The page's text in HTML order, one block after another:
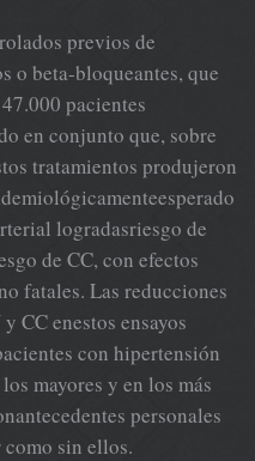
previos de
o beta-bloqueantes, que
pacientes
en conjunto que, sobre
tratamientos produjeron
logradasriesgo de
de CC, con efectos
fatales. Las reducciones
CC enestos ensayos
con hipertensión
mayores y en los más
personales
sin ellos.